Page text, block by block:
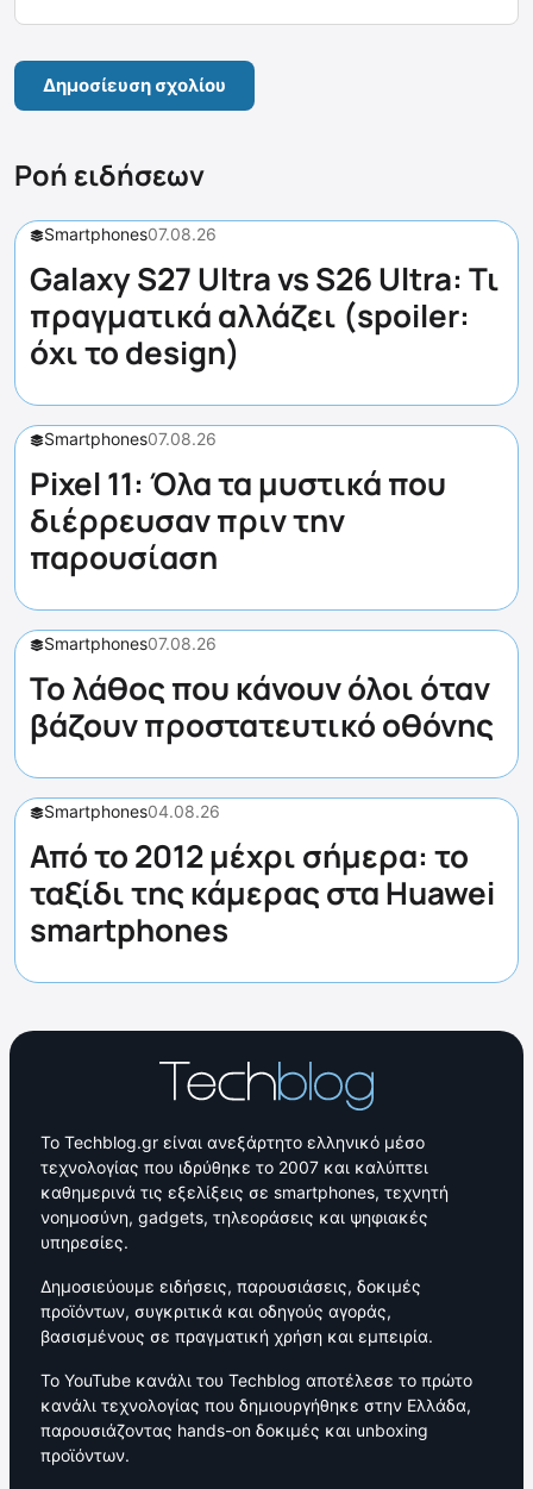
Ροή ειδήσεων
Smartphones07.08.26
Galaxy S27 Ultra vs S26 Ultra: Τι
πραγματικά αλλάζει (spoiler:
όχι το design)
Smartphones07.08.26
Pixel 11: Όλα τα μυστικά που
διέρρευσαν πριν την
παρουσίαση
Smartphones07.08.26
Το λάθος που κάνουν όλοι όταν
βάζουν προστατευτικό οθόνης
Smartphones04.08.26
Από το 2012 μέχρι σήμερα: το
ταξίδι της κάμερας στα Huawei
smartphones
Το Techblog.gr είναι ανεξάρτητο ελληνικό μέσο
τεχνολογίας που ιδρύθηκε το 2007 και καλύπτει
καθημερινά τις εξελίξεις σε smartphones, τεχνητή
νοημοσύνη, gadgets, τηλεοράσεις και ψηφιακές
υπηρεσίες.
Δημοσιεύουμε ειδήσεις, παρουσιάσεις, δοκιμές
προϊόντων, συγκριτικά και οδηγούς αγοράς,
βασισμένους σε πραγματική χρήση και εμπειρία.
Το YouTube κανάλι του Techblog αποτέλεσε το πρώτο
κανάλι τεχνολογίας που δημιουργήθηκε στην Ελλάδα,
παρουσιάζοντας hands-on δοκιμές και unboxing
προϊόντων.